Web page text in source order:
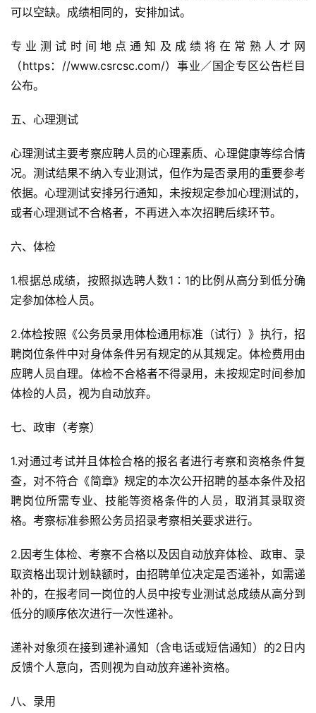
可以空缺。成绩相同的，安排加试。
专业测试时间地点通知及成绩将在常熟人才网
（https：//www.csrcsc.com/）事业／国企专区公告栏目
公布。
五、心理测试
心理测试主要考察应聘人员的心理素质、心理健康等综合情
况。测试结果不纳入专业测试，但作为是否录用的重要参考
依据。心理测试安排另行通知，未按规定参加心理测试的，
或者心理测试不合格者，不再进入本次招聘后续环节。
六、体检
1.根据总成绩，按照拟选聘人数1∶1的比例从高分到低分确
定参加体检人员。
2.体检按照《公务员录用体检通用标准（试行）》执行，招
聘岗位条件中对身体条件另有规定的从其规定。体检费用由
应聘人员自理。体检不合格者不得录用，未按规定时间参加
体检的人员，视为自动放弃。
七、政审（考察）
1.对通过考试并且体检合格的报名者进行考察和资格条件复
查，对不符合《简章》规定的本次公开招聘的基本条件及招
聘岗位所需专业、技能等资格条件的人员，取消其录取资
格。考察标准参照公务员招录考察相关要求进行。
2.因考生体检、考察不合格以及因自动放弃体检、政审、录
取资格出现计划缺额时，由招聘单位决定是否递补，如需递
补的，在报考同一岗位的人员中按专业测试总成绩从高分到
低分的顺序依次进行一次性递补。
递补对象须在接到递补通知（含电话或短信通知）的2日内
反馈个人意向，否则视为自动放弃递补资格。
八、录用